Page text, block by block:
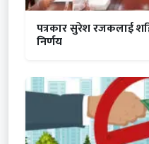
पत्रकार सुरेश रजकलाई
निर्णय